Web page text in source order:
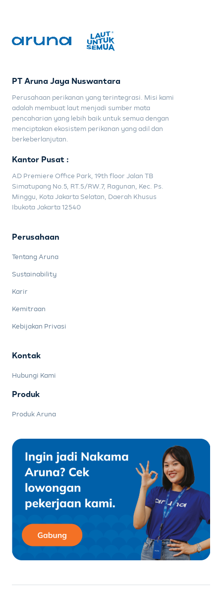
PT Aruna Jaya Nuswantara
Perusahaan perikanan yang terintegrasi. Misi kami
adalah membuat laut menjadi sumber mata
pencaharian yang lebih baik untuk semua dengan
menciptakan ekosistem perikanan yang adil dan
berkeberlanjutan.
Kantor Pusat :
AD Premiere Office Park, 19th floor Jalan TB
Simatupang No.5, RT.5/RW.7, Ragunan, Kec. Ps.
Minggu, Kota Jakarta Selatan, Daerah Khusus
Ibukota Jakarta 12540
Perusahaan
Tentang Aruna
Sustainability
Karir
Kemitraan
Kebijakan Privasi
Kontak
Hubungi Kami
Produk
Produk Aruna